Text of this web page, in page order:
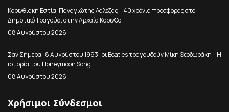
Κορινθιακή Εστία :Παναγιώτης Λάλεζας – 40 χρόνια προσφοράς στο
Δημοτικό Τραγούδι στην Αρχαία Κόρινθο
08 Αυγούστου 2026
Σαν Σήμερα , 8 Αυγούστου 1963 , οι Beatles τραγουδούν Μίκη Θεοδωράκη – Η
ιστορία του Honeymoon Song
08 Αυγούστου 2026
Χρήσιμοι Σύνδεσμοι